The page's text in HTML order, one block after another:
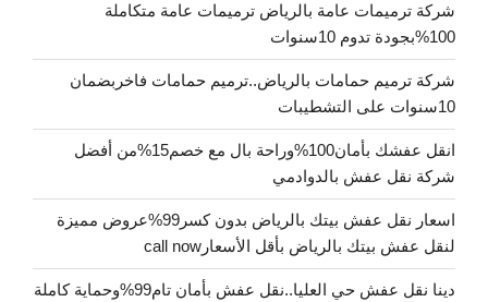
شركة ترميمات عامة بالرياض ترميمات عامة متكاملة
100%بجودة تدوم 10سنوات
شركة ترميم حمامات بالرياض..ترميم حمامات فاخربضمان
10سنوات على التشطيبات
انقل عفشك بأمان100%وراحة بال مع خصم15%من أفضل
شركة نقل عفش بالدوادمي
اسعار نقل عفش بيتك بالرياض بدون كسر99%عروض مميزة
لنقل عفش بيتك بالرياض بأقل الأسعارcall now
دينا نقل عفش حي العليا..نقل عفش بأمان تام99%وحماية كاملة